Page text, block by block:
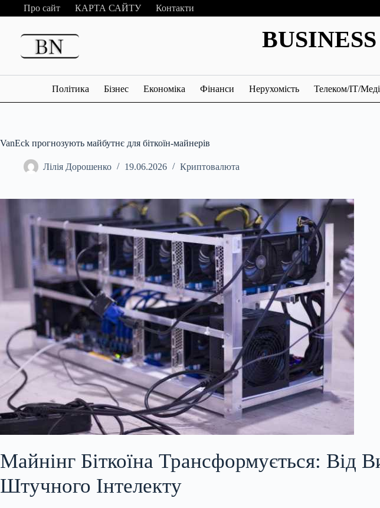
Перейти
до
Про сайт КАРТА САЙТУ Контакти
Політика Бізнес Економіка Фінанси Нерухомість Телеком/ІТ/
VanEck прогнозують майбутнє для біткоїн-майнерів
Лілія Дорошенко 19.06.2026 Криптовалюта
Майнінг Біткоїна Трансформується: Від
Штучного Інтелекту